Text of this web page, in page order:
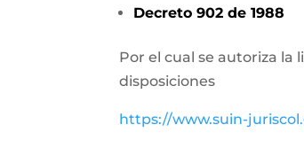
Decreto 902 de 1988
Por el cual se autoriza la
disposiciones
https://www.suin-